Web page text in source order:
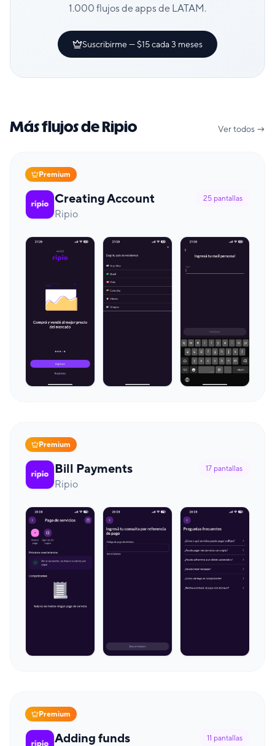
1.000 flujos de apps de LATAM.
Suscribirme — $15 cada 3 meses
Más flujos de Ripio Ver todos →
Premium
Creating Account
Ripio
25 pantallas
Premium
Bill Payments
Ripio
17 pantallas
Premium
Adding funds 11 pantallas